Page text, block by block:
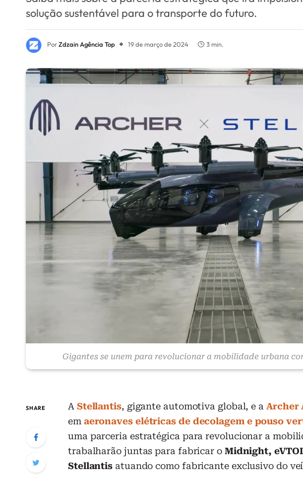
solução sustentável para o transporte do futuro.
PorZdzain Agência Top 19 de março de 2024 3 min.
Gigantes se unem para revolucionar a mobilidade urbana
SHARE A Stellantis, gigante automotiva global, e a Archer
em aeronaves elétricas de decolagem e pouso
uma parceria estratégica para revolucionar a
trabalharão juntas para fabricar o Midnight,
Stellantis atuando como fabricante exclusivo do